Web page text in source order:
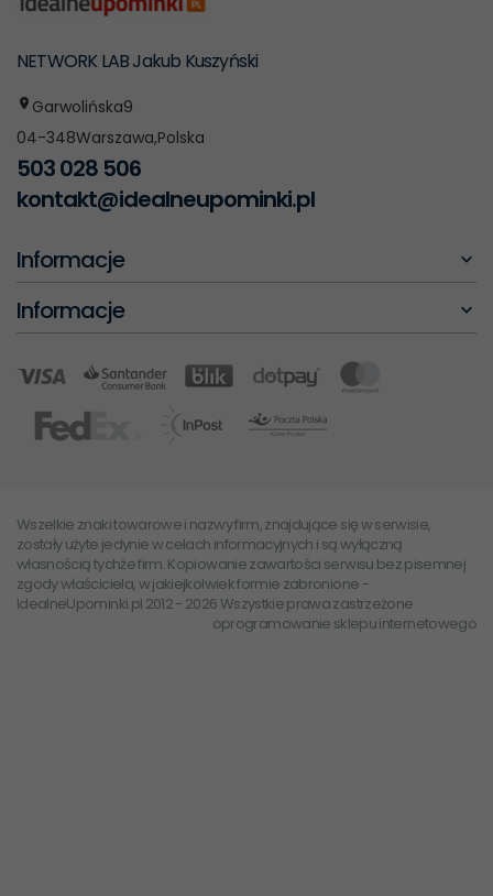
NETWORK LAB Jakub Kuszyński
Garwolińska9
04-348Warszawa,Polska
503 028 506
kontakt@idealneupominki.pl
Informacje
Informacje
Wszelkie znaki towarowe i nazwy firm, znajdujące się w serwisie,
zostały użyte jedynie w celach informacyjnych i są wyłączną
własnością tychże firm. Kopiowanie zawartości serwisu bez pisemnej
zgody właściciela, w jakiejkolwiek formie zabronione -
IdealneUpominki.pl 2012 - 2026 Wszystkie prawa zastrzeżone
oprogramowanie sklepu internetowego